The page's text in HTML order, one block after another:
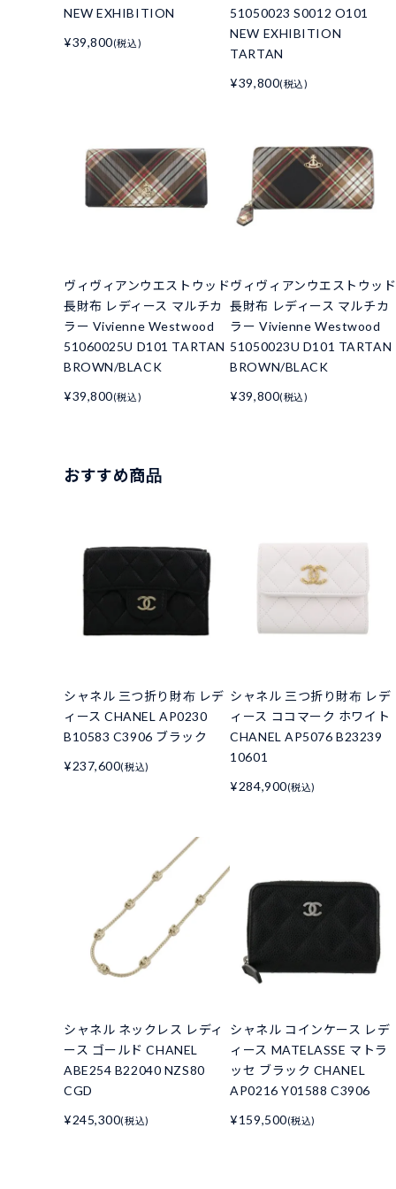
NEW EXHIBITION
¥39,800(税込)
51050023 S0012 O101
NEW EXHIBITION
TARTAN
¥39,800(税込)
ヴィヴィアンウエストウッド
長財布 レディース マルチカ
ラー Vivienne Westwood
51060025U D101 TARTAN
BROWN/BLACK
¥39,800(税込)
ヴィヴィアンウエストウッド
長財布 レディース マルチカ
ラー Vivienne Westwood
51050023U D101 TARTAN
BROWN/BLACK
¥39,800(税込)
おすすめ商品
シャネル 三つ折り財布 レデ
ィース CHANEL AP0230
B10583 C3906 ブラック
¥237,600(税込)
シャネル 三つ折り財布 レデ
ィース ココマーク ホワイト
CHANEL AP5076 B23239
10601
¥284,900(税込)
シャネル ネックレス レディ
ース ゴールド CHANEL
ABE254 B22040 NZS80
CGD
¥245,300(税込)
シャネル コインケース レデ
ィース MATELASSE マトラ
ッセ ブラック CHANEL
AP0216 Y01588 C3906
¥159,500(税込)